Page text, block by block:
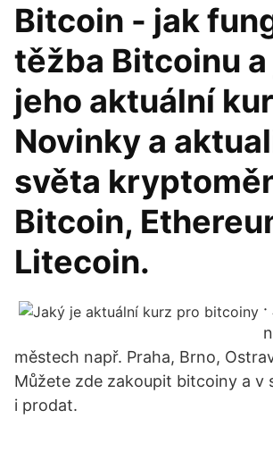
Bitcoin - jak
těžba Bitcoinu
jeho aktuální
Novinky a
světa
Bitcoin,
Litecoin.
městech např. Praha, Brno,
Můžete zde zakoupit bitcoiny a v
i prodat.